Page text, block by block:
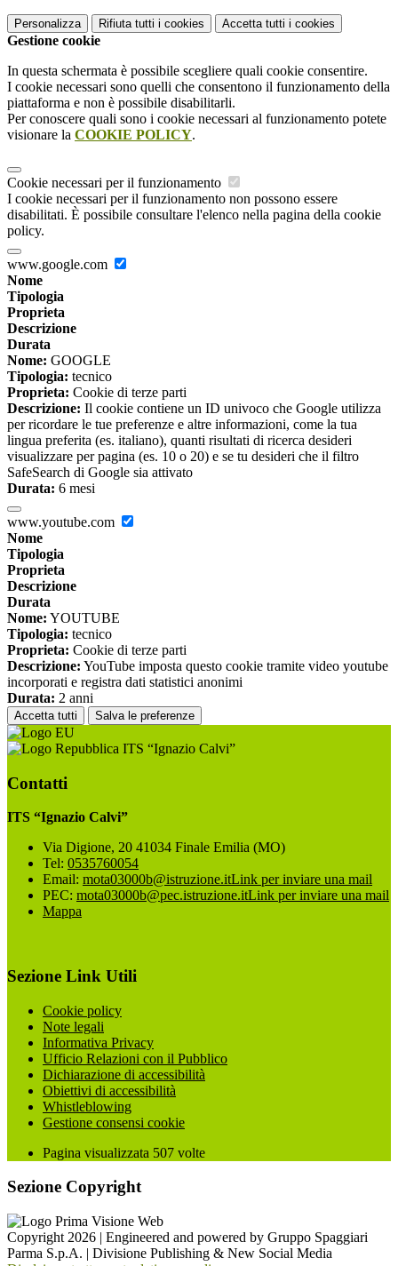
Personalizza Rifiuta tutti i cookies Accetta tutti i cookies
Gestione cookie
In questa schermata è possibile scegliere quali cookie consentire.
I cookie necessari sono quelli che consentono il funzionamento della
piattaforma e non è possibile disabilitarli.
Per conoscere quali sono i cookie necessari al funzionamento potete
visionare la COOKIE POLICY.
Cookie necessari per il funzionamento
I cookie necessari per il funzionamento non possono essere
disabilitati. È possibile consultare l'elenco nella pagina della cookie
policy.
www.google.com
Nome
Tipologia
Proprieta
Descrizione
Durata
Nome: GOOGLE
Tipologia: tecnico
Proprieta: Cookie di terze parti
Descrizione: Il cookie contiene un ID univoco che Google utilizza
per ricordare le tue preferenze e altre informazioni, come la tua
lingua preferita (es. italiano), quanti risultati di ricerca desideri
visualizzare per pagina (es. 10 o 20) e se tu desideri che il filtro
SafeSearch di Google sia attivato
Durata: 6 mesi
www.youtube.com
Nome
Tipologia
Proprieta
Descrizione
Durata
Nome: YOUTUBE
Tipologia: tecnico
Proprieta: Cookie di terze parti
Descrizione: YouTube imposta questo cookie tramite video youtube
incorporati e registra dati statistici anonimi
Durata: 2 anni
Accetta tutti Salva le preferenze
ITS “Ignazio Calvi”
Contatti
ITS “Ignazio Calvi”
Via Digione, 20 41034 Finale Emilia (MO)
Tel: 0535760054
Email: mota03000b@istruzione.itLink per inviare una mail
PEC: mota03000b@pec.istruzione.itLink per inviare una mail
Mappa
Sezione Link Utili
Cookie policy
Note legali
Informativa Privacy
Ufficio Relazioni con il Pubblico
Dichiarazione di accessibilità
Obiettivi di accessibilità
Whistleblowing
Gestione consensi cookie
Pagina visualizzata 507 volte
Sezione Copyright
Copyright 2026 | Engineered and powered by Gruppo Spaggiari
Parma S.p.A. | Divisione Publishing & New Social Media